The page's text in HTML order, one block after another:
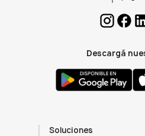
Descargá
Soluciones